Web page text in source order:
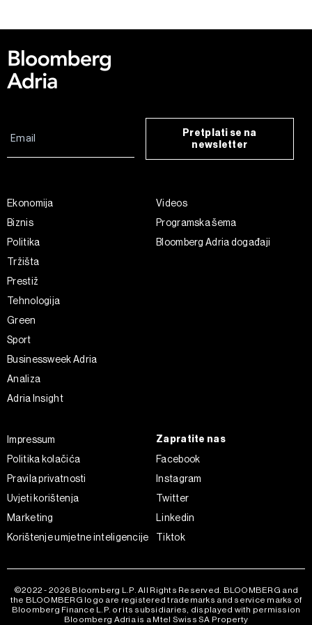
ažurirati klikom na „Prikaži detalje“. Privolu možete u bilo
Pretplati se na
newsletter
Ekonomija
Biznis
Politika
Tržišta
Prestiž
Tehnologija
Green
Sport
Businessweek Adria
Analiza
Adria Insight
Videos
Programska šema
Bloomberg Adria događaji
Impressum
Politika kolačića
Pravila privatnosti
Uvjeti korištenja
Marketing
Korištenje umjetne inteligencije
Zapratite nas
Facebook
Instagram
Twitter
Linkedin
Tiktok
©2022 - 2026 Bloomberg L.P. All Rights Reserved. BLOOMBERG and
the BLOOMBERG logo are registered trademarks and service marks of
Bloomberg Finance L.P. or its subsidiaries, displayed with permission
Bloomberg Adria is a Mtel Swiss SA Property